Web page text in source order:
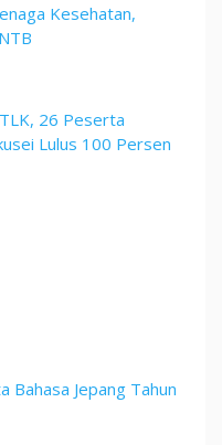
Kesehatan,
26 Peserta
Lulus 100 Persen
Bahasa Jepang Tahun